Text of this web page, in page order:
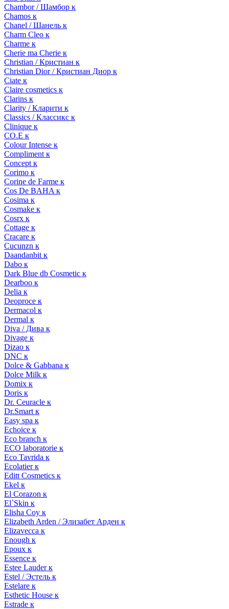
Chambor / Шамбор к
Chamos к
Chanel / Шанель к
Charm Cleo к
Charme к
Cherie ma Cherie к
Christian / Кристиан к
Christian Dior / Кристиан Диор к
Ciate к
Claire cosmetics к
Clarins к
Clarity / Кларити к
Classics / Классикс к
Clinique к
CO.E к
Colour Intense к
Compliment к
Concept к
Corimo к
Corine de Farme к
Cos De BAHA к
Cosima к
Cosmake к
Cosrx к
Cottage к
Cracare к
Cucunzn к
Daandanbit к
Dabo к
Dark Blue db Cosmetic к
Dearboo к
Delia к
Deoproce к
Dermacol к
Dermal к
Diva / Дива к
Divage к
Dizao к
DNC к
Dolce & Gabbana к
Dolce Milk к
Domix к
Doris к
Dr. Ceuracle к
Dr.Smart к
Easy spa к
Echoice к
Eco branch к
ECO laboratorie к
Eco Tavrida к
Ecolatier к
Editt Cosmetics к
Ekel к
El Corazon к
El`Skin к
Elisha Coy к
Elizabeth Arden / Элизабет Арден к
Elizavecca к
Enough к
Epoux к
Essence к
Estee Lauder к
Estel / Эстель к
Estelare к
Esthetic House к
Estrade к